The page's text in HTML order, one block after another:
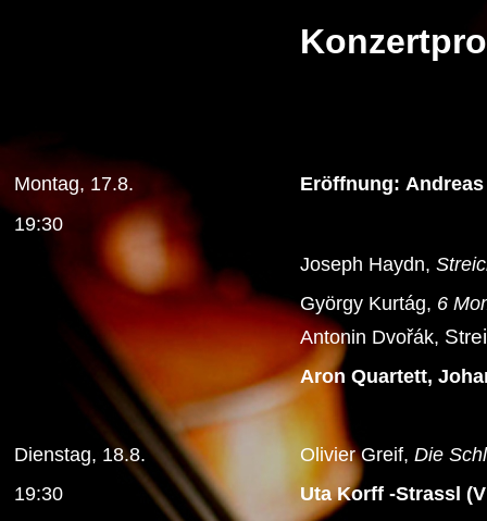
Montag, 17.8. Eröffnung:
19:30
Joseph Haydn,
György Kurtág, 6
Antonin Dvořák,
Aron Quartett,
Dienstag, 18.8. Olivier Greif, Die
19:30
UtaKorff -Strassl